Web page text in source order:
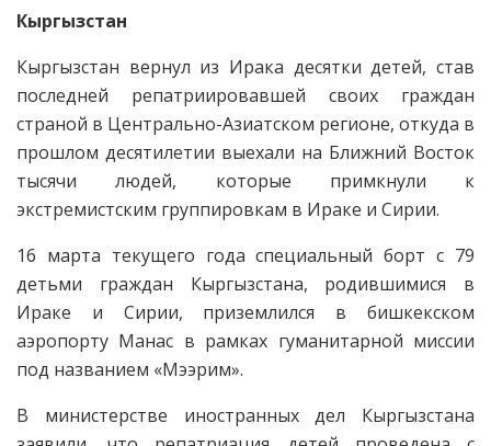
Кыргызстан
Кыргызстан вернул из Ирака десятки детей, став
последней репатриировавшей своих граждан
страной в Центрально-Азиатском регионе, откуда в
прошлом десятилетии выехали на Ближний Восток
тысячи людей, которые примкнули к
экстремистским группировкам в Ираке и Сирии.
16 марта текущего года специальный борт с 79
детьми граждан Кыргызстана, родившимися в
Ираке и Сирии, приземлился в бишкекском
аэропорту Манас в рамках гуманитарной миссии
под названием «Мээрим».
В министерстве иностранных дел Кыргызстана